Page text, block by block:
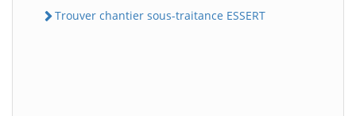
Trouver chantier sous-traitance ESSERT